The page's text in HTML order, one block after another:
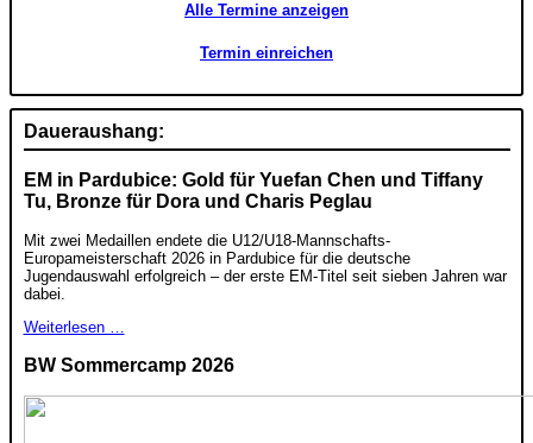
Alle Termine anzeigen
Termin einreichen
Daueraushang:
EM in Pardubice: Gold für Yuefan Chen und Tiffany
Tu, Bronze für Dora und Charis Peglau
Mit zwei Medaillen endete die U12/U18-Mannschafts-
Europameisterschaft 2026 in Pardubice für die deutsche
Jugendauswahl erfolgreich – der erste EM-Titel seit sieben Jahren war
dabei.
Weiterlesen …
BW Sommercamp 2026